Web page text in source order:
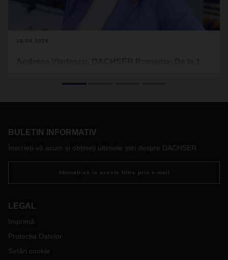
18.06.2026
solutii logistice integrate, aliniate standardelor
operatorilor de transport express cu autovehicule cu masa
totala autorizata de peste 2,5 tone folosite in transportul
paneuropene. Am discutat cu Andreea Vladescu, Branch
impactul noii legislatii asupra pietei locale.
Obligativitatea tahografelor inteligente pentru vehiculele cu
MMA de peste 2,5t va transforma fundamental segmentul de
BULETIN INFORMATIV
Înscrieți-vă acum și obțineți ultimele știri despre DACHSER
Abonați-vă la aceste filtre prin e-mail
LEGAL
Imprimă
Protecția Datelor
Setări cookie